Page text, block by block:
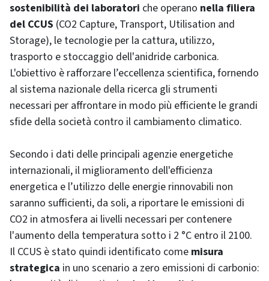
sostenibilità dei laboratori che operano nella filiera
del CCUS (CO2 Capture, Transport, Utilisation and
Storage), le tecnologie per la cattura, utilizzo,
trasporto e stoccaggio dell'anidride carbonica.
L'obiettivo è rafforzare l’eccellenza scientifica, fornendo
al sistema nazionale della ricerca gli strumenti
necessari per affrontare in modo più efficiente le grandi
sfide della società contro il cambiamento climatico.
Secondo i dati delle principali agenzie energetiche
internazionali, il miglioramento dell'efficienza
energetica e l’utilizzo delle energie rinnovabili non
saranno sufficienti, da soli, a riportare le emissioni di
CO2 in atmosfera ai livelli necessari per contenere
l'aumento della temperatura sotto i 2 °C entro il 2100.
Il CCUS è stato quindi identificato come misura
strategica in uno scenario a zero emissioni di carbonio: